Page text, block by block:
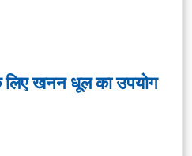
लिए खनन धूल का उपयोग